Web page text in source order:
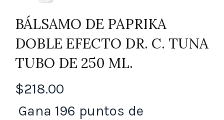
BÁLSAMO DE PAPRIKA
DOBLE EFECTO DR. C. TUNA
TUBO DE 250 ML.
$218.00
Gana 196 puntos de